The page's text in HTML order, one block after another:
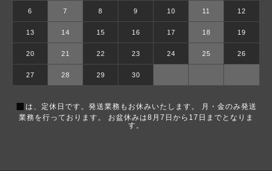
6 7 8 9 10 11 12
13 14 15 16 17 18 19
20 21 22 23 24 25 26
27 28 29 30
■ は、定休日です。発送業務もお休みいたします。 月・金のみ発送
業務を行っております。 お盆休みは8月7日から17日までとなりま
す。